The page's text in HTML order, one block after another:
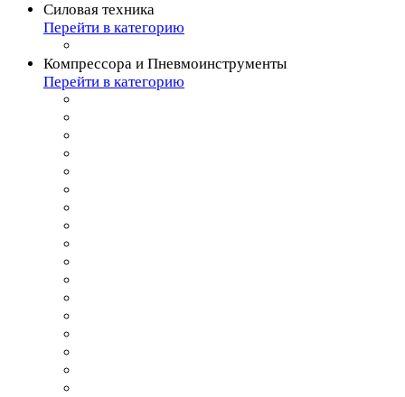
Силовая техника
Перейти в категорию
Компрессора и Пневмоинструменты
Перейти в категорию